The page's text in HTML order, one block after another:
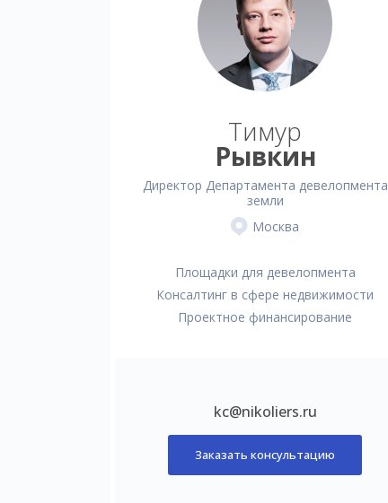
Тимур
Рывкин
Директор Департамента девелопмента
земли
Москва
Площадки для девелопмента
Консалтинг в сфере недвижимости
Проектное финансирование
kc@nikoliers.ru
Заказать консультацию